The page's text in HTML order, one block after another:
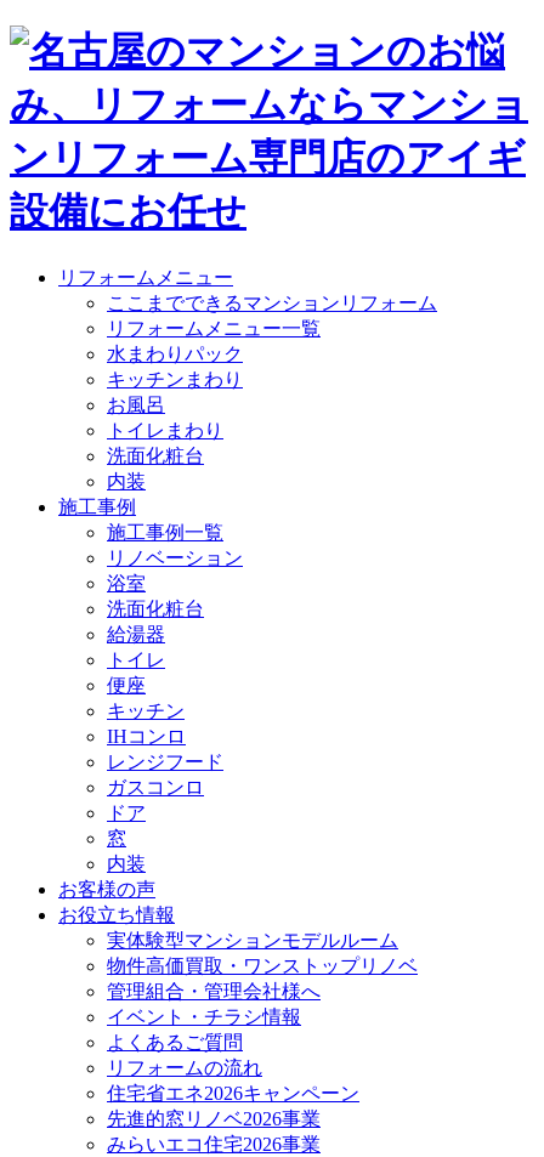
リフォームメニュー
ここまでできるマンションリフォーム
リフォームメニュー一覧
水まわりパック
キッチンまわり
お風呂
トイレまわり
洗面化粧台
内装
施工事例
施工事例一覧
リノベーション
浴室
洗面化粧台
給湯器
トイレ
便座
キッチン
IHコンロ
レンジフード
ガスコンロ
ドア
窓
内装
お客様の声
お役立ち情報
実体験型マンションモデルルーム
物件高価買取・ワンストップリノベ
管理組合・管理会社様へ
イベント・チラシ情報
よくあるご質問
リフォームの流れ
住宅省エネ2026キャンペーン
先進的窓リノベ2026事業
みらいエコ住宅2026事業